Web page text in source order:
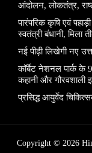
आंदोलन, लोकतंत्र,
पारंपरिक कृषि एवं
स्वतंत्री बंधानी, मिला
नई पीढ़ी लिखेगी नए
कॉर्बेट नेशनल पार्क के
कहानी और गौरवशाली
प्रसिद्ध आयुर्वेद
Copyright © 2026